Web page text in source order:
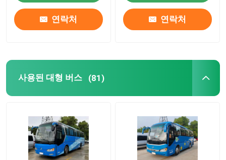
연락처 연락처
사용된 대형 버스 (81)